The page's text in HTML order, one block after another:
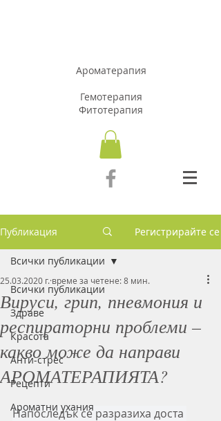
Ароматерапия
Гемотерапия
Фитотерапия
Публикация Регистрирайте се
Всички публикации
Здраве
Красота
Анти-стрес
Рецепти
Ароматни ухания
Всички публикации
Вируси, грип, пневмония и
респираторни проблеми –
какво може да направи
АРОМАТЕРАПИЯТА?
25.03.2020 г. време за четене: 8 мин.
Напоследък се разразиха доста